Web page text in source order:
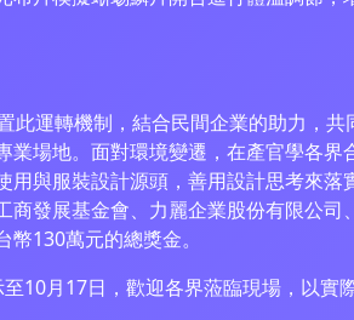
運轉機制，結合民間企業的助力，共
場地。面對環境變遷，在產官學各界
用與服裝設計源頭，善用設計思考來落
發展基金會、力麗企業股份有限公司
130萬元的總獎金。
10月17日，歡迎各界蒞臨現場，以實